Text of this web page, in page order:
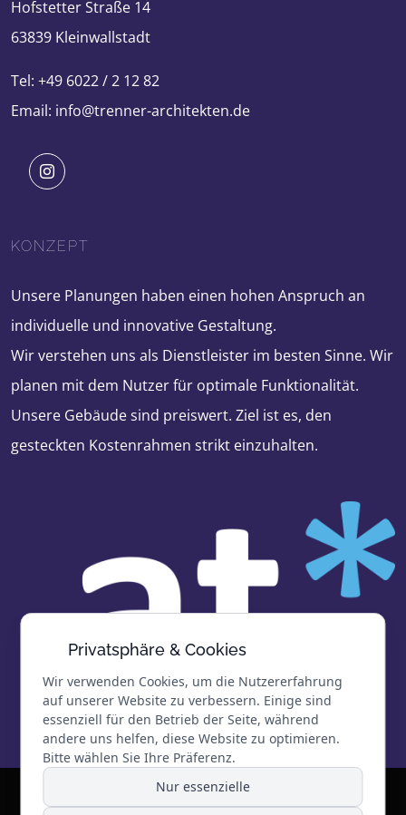
Hofstetter Straße 14
63839 Kleinwallstadt
Tel: +49 6022 / 2 12 82
Email: info@trenner-architekten.de
KONZEPT
Unsere Planungen haben einen hohen Anspruch an
individuelle und innovative Gestaltung.
Wir verstehen uns als Dienstleister im besten Sinne. Wir
planen mit dem Nutzer für optimale Funktionalität.
Unsere Gebäude sind preiswert. Ziel ist es, den
gesteckten Kostenrahmen strikt einzuhalten.
© 2026 architekturbüro trenner | Alle Rechte
Privatsphäre & Cookies
Wir verwenden Cookies, um die Nutzererfahrung
auf unserer Website zu verbessern. Einige sind
essenziell für den Betrieb der Seite, während
andere uns helfen, diese Website zu optimieren.
Bitte wählen Sie Ihre Präferenz.
Nur essenzielle